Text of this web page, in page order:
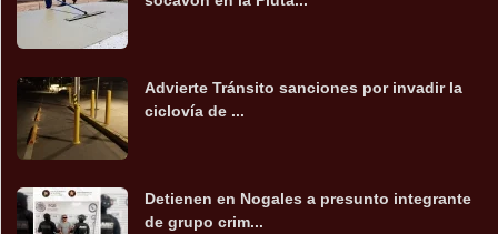
Advierte Tránsito sanciones por invadir la
ciclovía de ...
Detienen en Nogales a presunto integrante
de grupo crim...